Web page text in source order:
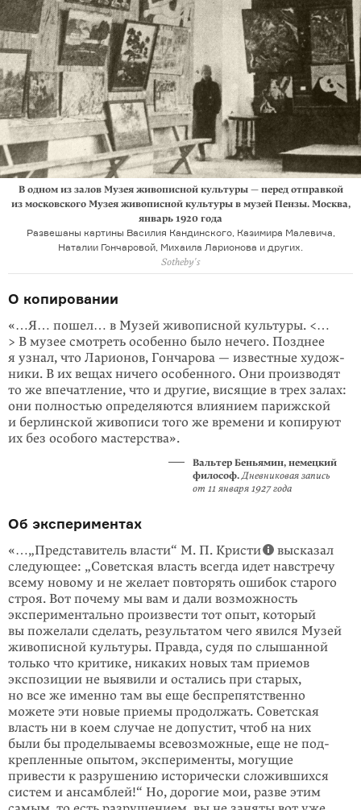
В одном из залов Музея живописной культуры — перед отправкой
из московского Музея живописной культуры в музей Пензы. Москва,
январь 1920 года
Развешаны картины Василия Кандинского, Казимира Малевича,
Наталии Гончаровой, Михаила Ларионова и других.
Sotheby′s
О копировании
«…Я… пошел… в Музей живописной куль­туры. <…
> В музее смотреть особенно было нечего. Позднее
я узнал, что Ларионов, Гончарова — известные худож­
ники. В их вещах ничего особенного. Они про­изводят
то же впечатление, что и другие, висящие в трех залах:
они полностью определяются влиянием парижской
и берлинской живописи того же времени и копируют
их без особого мастерства».
Вальтер Беньямин, немецкий
философ.Дневниковая запись
от 11 января 1927 года
Об экспериментах
«…„Представитель власти“ М. П. Кристи
высказал
следующее: „Советская власть всегда идет навстречу
всему новому и не желает повторять ошибок старого
строя. Вот почему мы вам и дали возможность
экспериментально произвести тот опыт, который
вы пожелали сделать, результатом чего явился Музей
живописной культуры. Правда, судя по слышанной
только что критике, никаких новых там приемов
экспозиции не выявили и остались при старых,
но все же именно там вы еще беспрепятственно
можете эти новые приемы продолжать. Советская
власть ни в коем случае не допустит, чтоб на них
были бы проделываемы всевозможные, еще не под­
креп­ленные опытом, экспе­рименты, могущие
привести к разрушению истори­чески сложившихся
систем и ансамблей!“ Но, дорогие мои, разве этим